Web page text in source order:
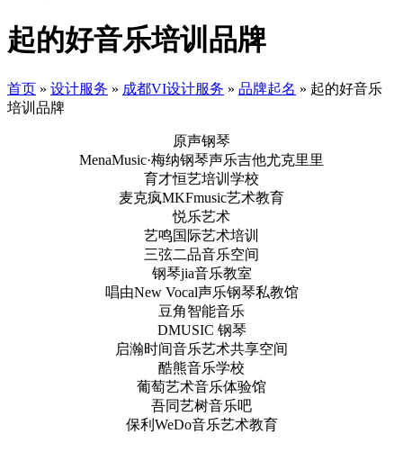
起的好音乐培训品牌
首页 » 设计服务 » 成都VI设计服务 » 品牌起名 » 起的好音乐
培训品牌
原声钢琴
MenaMusic·梅纳钢琴声乐吉他尤克里里
育才恒艺培训学校
麦克疯MKFmusic艺术教育
悦乐艺术
艺鸣国际艺术培训
三弦二品音乐空间
钢琴jia音乐教室
唱由New Vocal声乐钢琴私教馆
豆角智能音乐
DMUSIC 钢琴
启瀚时间音乐艺术共享空间
酷熊音乐学校
葡萄艺术音乐体验馆
吾同艺树音乐吧
保利WeDo音乐艺术教育